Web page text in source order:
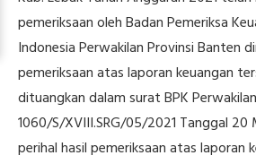
pemeriksaan oleh Badan Pemeriksa
Indonesia Perwakilan Provinsi Banten
pemeriksaan atas laporan keuangan
dituangkan dalam surat BPK
1060/S/XVIII.SRG/05/2021 Tanggal
perihal hasil pemeriksaan atas laporan